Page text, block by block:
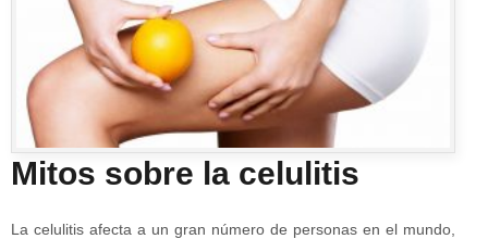
Mitos sobre la celulitis
La celulitis afecta a un gran número de personas en el mundo,